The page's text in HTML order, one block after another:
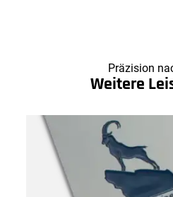
Präzision
Weitere